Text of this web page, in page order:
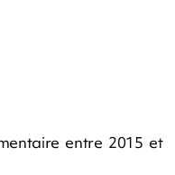
entre 2015 et